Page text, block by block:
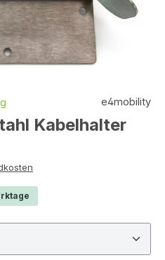
5 von 5 Sternen
e4mobility
Kabelhalter
gewünschten Wert ein